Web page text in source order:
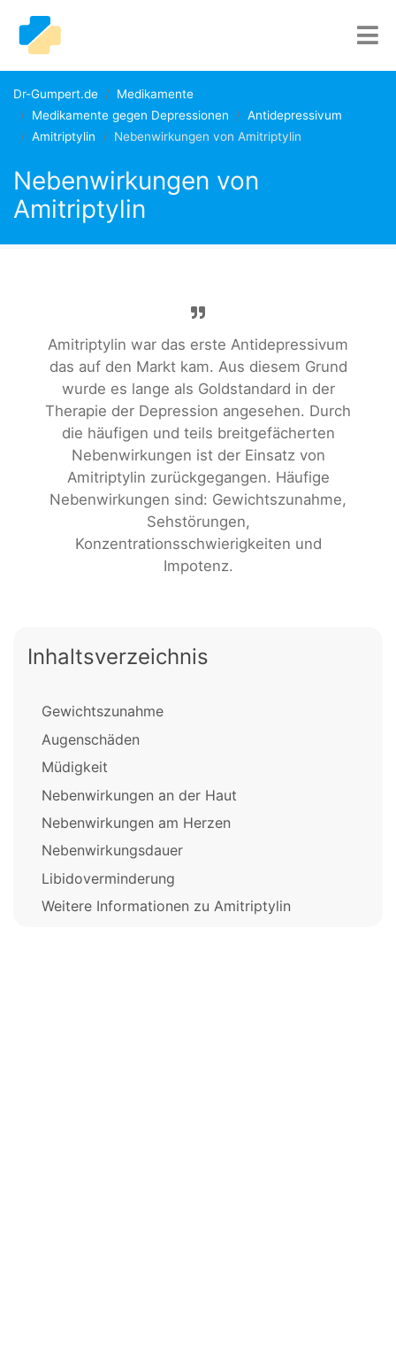
Dr-Gumpert.de
Medikamente
Medikamente gegen Depressionen
Antidepressivum
Amitriptylin
Nebenwirkungen von Amitriptylin
Nebenwirkungen von
Amitriptylin
Amitriptylin war das erste Antidepressivum
das auf den Markt kam. Aus diesem Grund
wurde es lange als Goldstandard in der
Therapie der Depression angesehen. Durch
die häufigen und teils breitgefächerten
Nebenwirkungen ist der Einsatz von
Amitriptylin zurückgegangen. Häufige
Nebenwirkungen sind: Gewichtszunahme,
Sehstörungen,
Konzentrationsschwierigkeiten und
Impotenz.
Inhaltsverzeichnis
Gewichtszunahme
Augenschäden
Müdigkeit
Nebenwirkungen an der Haut
Nebenwirkungen am Herzen
Nebenwirkungsdauer
Libidoverminderung
Weitere Informationen zu Amitriptylin